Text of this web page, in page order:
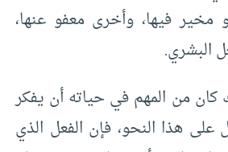
مخير فيها، وأخرى معفو عنها،
البشري.
كان من المهم في حياته أن يفكر
على هذا النحو، فإن الفعل الذي